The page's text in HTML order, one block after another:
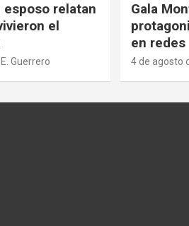
esposo relatan
el
E. Guerrero
Gala
en redes
4 de agosto